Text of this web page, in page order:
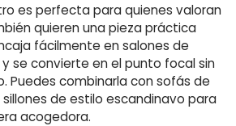
es perfecta para quienes valoran
quieren una pieza práctica
fácilmente en salones de
se convierte en el punto focal sin
Puedes combinarla con sofás de
de estilo escandinavo para
acogedora.